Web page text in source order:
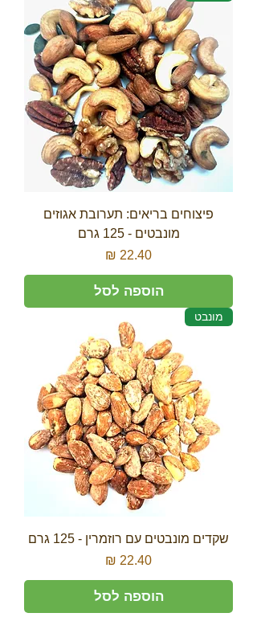
פיצוחים בריאים: תערובת אגוזים
מונבטים - 125 גרם
מחיר
הוספה לסל
מונבט
שקדים מונבטים עם רוזמרין - 125 גרם
מחיר
הוספה לסל